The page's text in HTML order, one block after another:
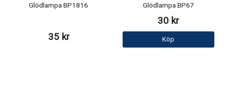
Glödlampa BP1816
35 kr
Glödlampa BP67
30 kr
Köp